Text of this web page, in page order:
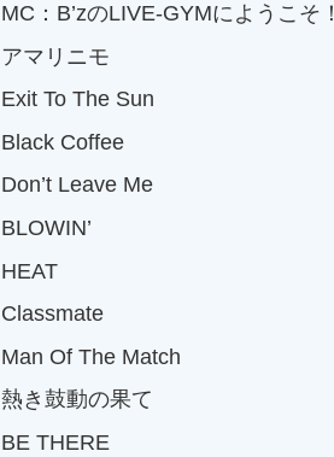
MC：B’zのLIVE-GYMにようこそ！
アマリニモ
Exit To The Sun
Black Coffee
Don’t Leave Me
BLOWIN’
HEAT
Classmate
Man Of The Match
熱き鼓動の果て
BE THERE